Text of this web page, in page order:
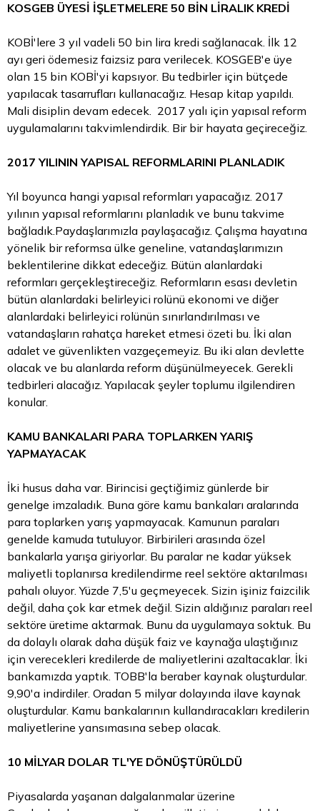
KOSGEB ÜYESİ İŞLETMELERE 50 BİN LİRALIK KREDİ
KOBİ'lere 3 yıl vadeli 50 bin lira kredi sağlanacak. İlk 12
ayı geri ödemesiz faizsiz para verilecek. KOSGEB'e üye
olan 15 bin KOBİ'yi kapsıyor. Bu tedbirler için bütçede
yapılacak tasarrufları kullanacağız. Hesap kitap yapıldı.
Mali disiplin devam edecek. 2017 yalı için yapısal reform
uygulamalarını takvimlendirdik. Bir bir hayata geçireceğiz.
2017 YILININ YAPISAL REFORMLARINI PLANLADIK
Yıl boyunca hangi yapısal reformları yapacağız. 2017
yılının yapısal reformlarını planladık ve bunu takvime
bağladık.Paydaşlarımızla paylaşacağız. Çalışma hayatına
yönelik bir reformsa ülke geneline, vatandaşlarımızın
beklentilerine dikkat edeceğiz. Bütün alanlardaki
reformları gerçekleştireceğiz. Reformların esası devletin
bütün alanlardaki belirleyici rolünü ekonomi ve diğer
alanlardaki belirleyici rolünün sınırlandırılması ve
vatandaşların rahatça hareket etmesi özeti bu. İki alan
adalet ve güvenlikten vazgeçemeyiz. Bu iki alan devlette
olacak ve bu alanlarda reform düşünülmeyecek. Gerekli
tedbirleri alacağız. Yapılacak şeyler toplumu ilgilendiren
konular.
KAMU BANKALARI PARA TOPLARKEN YARIŞ
YAPMAYACAK
İki husus daha var. Birincisi geçtiğimiz günlerde bir
genelge imzaladık. Buna göre kamu bankaları aralarında
para toplarken yarış yapmayacak. Kamunun paraları
genelde kamuda tutuluyor. Birbirileri arasında özel
bankalarla yarışa giriyorlar. Bu paralar ne kadar yüksek
maliyetli toplanırsa kredilendirme reel sektöre aktarılması
pahalı oluyor. Yüzde 7,5'u geçmeyecek. Sizin işiniz faizcilik
değil, daha çok kar etmek değil. Sizin aldığınız paraları reel
sektöre üretime aktarmak. Bunu da uygulamaya soktuk. Bu
da dolaylı olarak daha düşük faiz ve kaynağa ulaştığınız
için verecekleri kredilerde de maliyetlerini azaltacaklar. İki
bankamızda yaptık. TOBB'la beraber kaynak oluşturdular.
9,90'a indirdiler. Oradan 5 milyar dolayında ilave kaynak
oluşturdular. Kamu bankalarının kullandıracakları kredilerin
maliyetlerine yansımasına sebep olacak.
10 MİLYAR DOLAR TL'YE DÖNÜŞTÜRÜLDÜ
Piyasalarda yaşanan dalgalanmalar üzerine